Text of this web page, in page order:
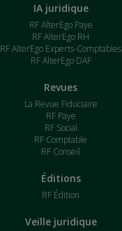
IA juridique
RF AlterEgo Paye
RF AlterEgo RH
RF AlterEgo Experts-Comptables
RF AlterEgo DAF
Revues
La Revue Fiduciaire
RF Paye
RF Social
RF Comptable
RF Conseil
Éditions
RF Édition
Veille juridique